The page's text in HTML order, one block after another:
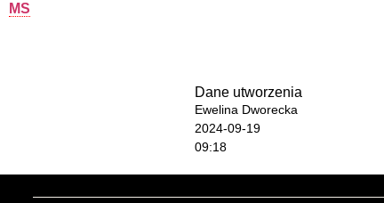
MS
Dane utworzenia
Ewelina Dworecka
2024-09-19
09:18